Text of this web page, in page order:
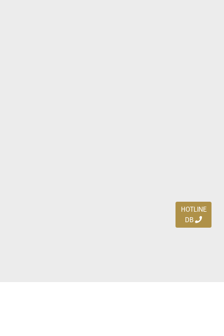
HOTLINE
DB